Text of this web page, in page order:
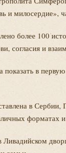
и милосердие»,
более 100
согласия и
показать в
в
форматах
Ливадийском